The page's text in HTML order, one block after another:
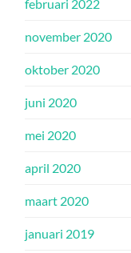
februari 2022
november 2020
oktober 2020
juni 2020
mei 2020
april 2020
maart 2020
januari 2019